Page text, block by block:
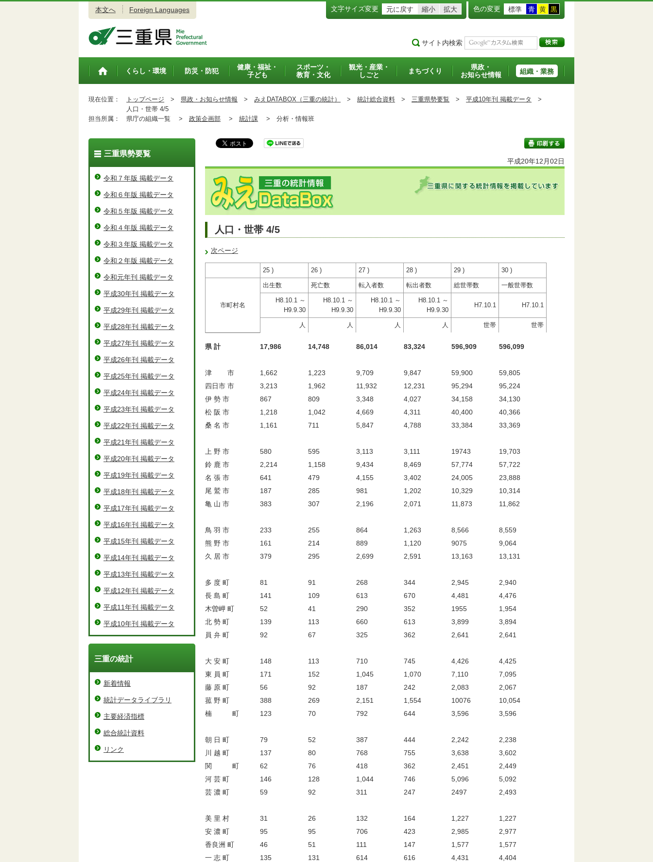
本文へ Foreign Languages 文字サイズ変更 元に戻す 縮小 拡大 色の変更 標準 青 黄 黒
サイト内検索
トップペ
くらし・環境 防災・防犯
健康・福祉・
子ども
スポーツ・
教育・文化
観光・産業・
しごと
まちづくり
県政・
お知らせ情報
組織・業務
現在位置： トップページ > 県政・お知らせ情報 > みえDATABOX（三重の統計） > 統計総合資料 > 三重県勢要覧 > 平成10年刊 掲載データ
>
人口・世帯 4/5
担当所属：
県庁の組織一覧 > 政策企画部 > 統計課 > 分析・情報班
印刷する
平成20年12月02日
人口・世帯 4/5
次ページ
25 ) 26 ) 27 ) 28 ) 29 ) 30 )
市町村名
出生数 死亡数 転入者数 転出者数 総世帯数 一般世帯数
H8.10.1 ～
H9.9.30
H8.10.1 ～
H9.9.30
H8.10.1 ～
H9.9.30
H8.10.1 ～
H9.9.30
H7.10.1 H7.10.1
人 人 人 人 世帯 世帯
県 計 17,986 14,748 86,014 83,324 596,909 596,099
津 市 1,662 1,223 9,709 9,847 59,900
59,805
四日市 市
3,213 1,962 11,932 12,231 95,294
95,224
伊 勢 市
867 809 3,348 4,027 34,158
34,130
松 阪 市
1,218 1,042 4,669 4,311 40,400
40,366
桑 名 市
1,161 711 5,847 4,788 33,384 33,369
上 野 市 580 595 3,113 3,111 19743
19,703
鈴 鹿 市
2,214 1,158 9,434 8,469 57,774
57,722
名 張 市
641 479 4,155 3,402 24,005
23,888
尾 鷲 市
187 285 981 1,202 10,329
10,314
亀 山 市
383 307 2,196 2,071 11,873 11,862
鳥 羽 市 233 255 864 1,263 8,566
8,559
熊 野 市
161 214 889 1,120 9075
9,064
久 居 市
379 295 2,699 2,591 13,163 13,131
多 度 町 81 91 268 344 2,945
2,940
長 島 町
141 109 613 670 4,481
4,476
木曽岬 町
52 41 290 352 1955
1,954
北 勢 町
139 113 660 613 3,899
3,894
員 弁 町
92 67 325 362 2,641 2,641
大 安 町 148 113 710 745 4,426
4,425
東 員 町
171 152 1,045 1,070 7,110
7,095
藤 原 町
56 92 187 242 2,083
2,067
菰 野 町
388 269 2,151 1,554 10076
10,054
楠 町
123 70 792 644 3,596 3,596
朝 日 町 79 52 387 444 2,242
2,238
川 越 町
137 80 768 755 3,638
3,602
関 町
62 76 418 362 2,451
2,449
河 芸 町
146 128 1,044 746 5,096
5,092
芸 濃 町
59 92 311 247 2497 2,493
美 里 村 31 26 132 164 1,227
1,227
安 濃 町
95 95 706 423 2,985
2,977
香良洲 町
46 51 111 147 1,577
1,577
一 志 町
135 131 614 616 4,431
4,404
三重県勢要覧
令和７年版 掲載データ
令和６年版 掲載データ
令和５年版 掲載データ
令和４年版 掲載データ
令和３年版 掲載データ
令和２年版 掲載データ
令和元年刊 掲載データ
平成30年刊 掲載データ
平成29年刊 掲載データ
平成28年刊 掲載データ
平成27年刊 掲載データ
平成26年刊 掲載データ
平成25年刊 掲載データ
平成24年刊 掲載データ
平成23年刊 掲載データ
平成22年刊 掲載データ
平成21年刊 掲載データ
平成20年刊 掲載データ
平成19年刊 掲載データ
平成18年刊 掲載データ
平成17年刊 掲載データ
平成16年刊 掲載データ
平成15年刊 掲載データ
平成14年刊 掲載データ
平成13年刊 掲載データ
平成12年刊 掲載データ
平成11年刊 掲載データ
平成10年刊 掲載データ
三重の統計
新着情報
統計データライブラリ
主要経済指標
総合統計資料
リンク